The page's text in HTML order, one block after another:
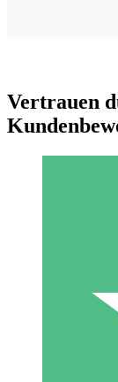
Zahlen Sie
Vertrauen